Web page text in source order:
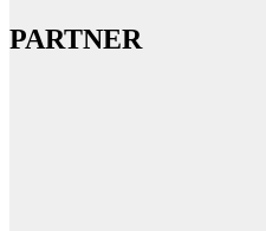
PARTNER